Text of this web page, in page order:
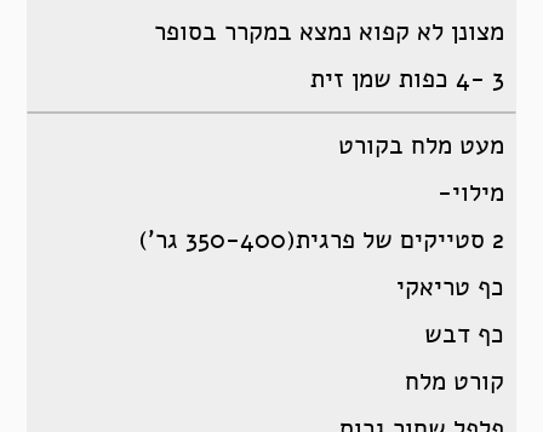
מצונן לא קפוא נמצא במקרר בסופר
3 -4 כפות שמן זית
מעט מלח בקורט
מילוי-
2 סטייקים של פרגית(350-400 גר’)
כף טריאקי
כף דבש
קורט מלח